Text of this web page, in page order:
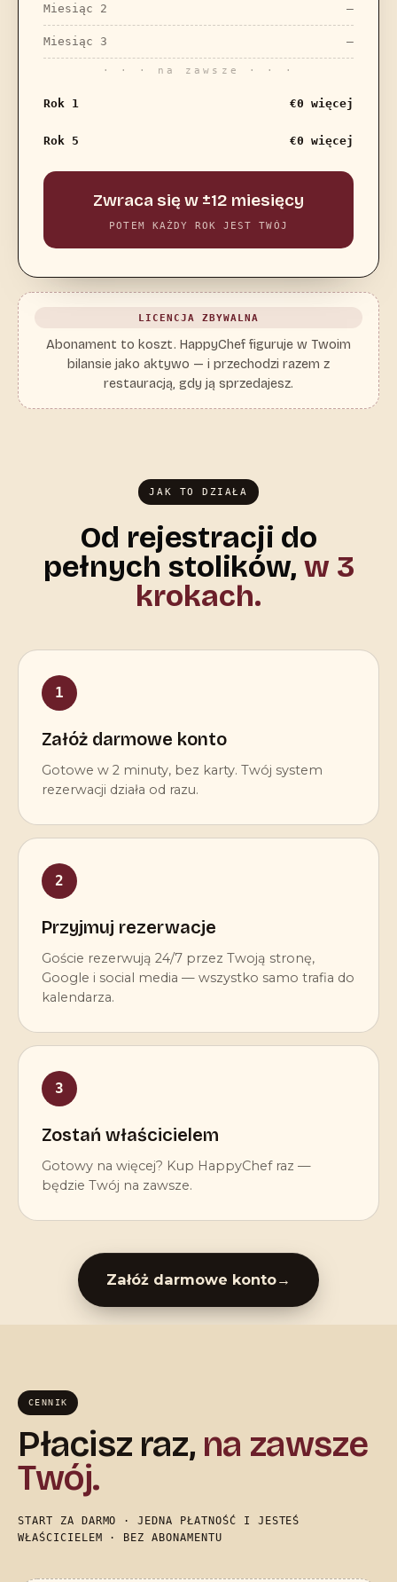
Miesiąc 2 —
Miesiąc 3 —
· · · na zawsze · · ·
Rok 1 €0 więcej
Rok 5 €0 więcej
Zwraca się w ±12 miesięcy
POTEM KAŻDY ROK JEST TWÓJ
LICENCJA ZBYWALNA
Abonament to koszt. HappyChef figuruje w Twoim
bilansie jako aktywo — i przechodzi razem z
restauracją, gdy ją sprzedajesz.
JAK TO DZIAŁA
Od rejestracji do
pełnych stolików, w 3
krokach.
1
Załóż darmowe konto
Gotowe w 2 minuty, bez karty. Twój system
rezerwacji działa od razu.
2
Przyjmuj rezerwacje
Goście rezerwują 24/7 przez Twoją stronę,
Google i social media — wszystko samo trafia do
kalendarza.
3
Zostań właścicielem
Gotowy na więcej? Kup HappyChef raz —
będzie Twój na zawsze.
Załóż darmowe konto→
CENNIK
Płacisz raz, na zawsze
Twój.
START ZA DARMO · JEDNA PŁATNOŚĆ I JESTEŚ
WŁAŚCICIELEM · BEZ ABONAMENTU